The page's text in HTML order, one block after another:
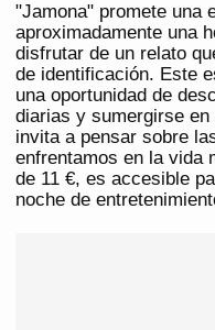
"Jamona" promete una
aproximadamente una
disfrutar de un relato
de identificación. Este
una oportunidad de
diarias y sumergirse
invita a pensar sobre
enfrentamos en la vida
de 11 €, es accesible
noche de